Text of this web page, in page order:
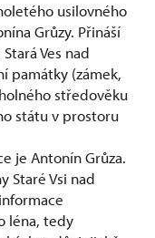
usilovného
Grůzy. Přináší
Ves nad
památky (zámek,
středověku
státu v prostoru
je Antonín Grůza.
Staré Vsi nad
léna, tedy